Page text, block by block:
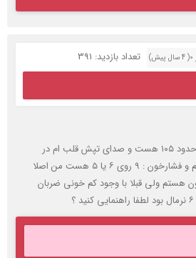
تعداد بازدید: 391
ببخشید من ضربان قلبم در حدود ۱۰۵ هست و صدای تپش قلب ام در
زمان استراحت متوجه میشم و فشارخون : ۹ روی ۶ یا ۵ هست من اصلا
هستم ولی قبلا با وجود کم خونی ضربان